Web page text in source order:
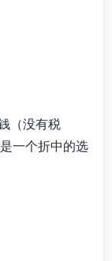
（没有税
一个折中的选